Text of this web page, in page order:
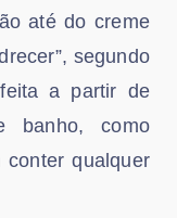
até do creme
segundo
a partir de
banho, como
conter qualquer